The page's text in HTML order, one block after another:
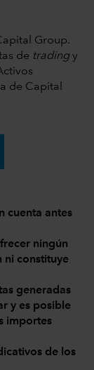
Group.
de trading y
de Capital
cuenta antes
ningún
ni constituye
generadas
y es posible
importes
de los